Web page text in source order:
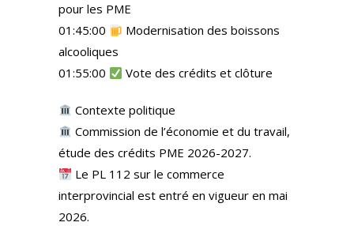
pour les PME
01:45:00
Modernisation des boissons
alcooliques
01:55:00
Vote des crédits et clôture
Contexte politique
Commission de l’économie et du travail,
étude des crédits PME 2026-2027.
Le PL 112 sur le commerce
interprovincial est entré en vigueur en mai
2026.